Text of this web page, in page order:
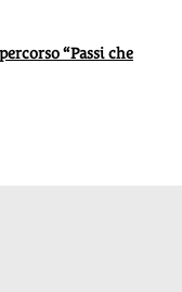
“Passi che